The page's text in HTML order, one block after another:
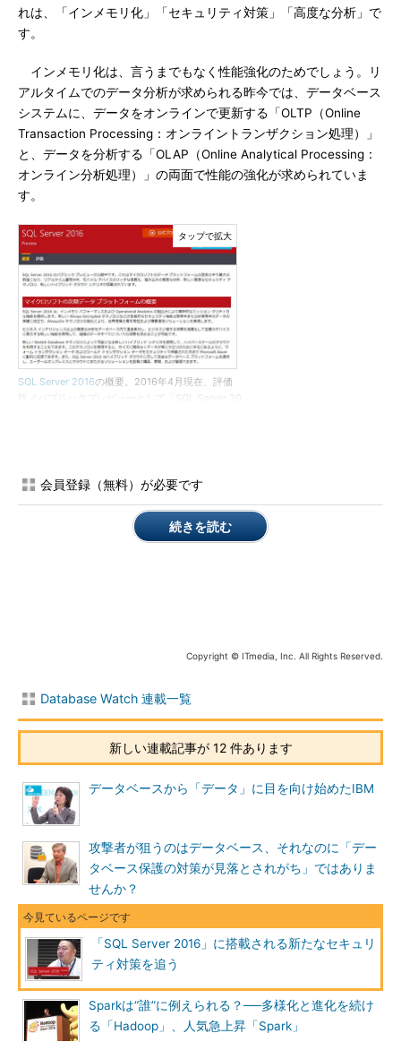
れは、「インメモリ化」「セキュリティ対策」「高度な分析」で
す。
インメモリ化は、言うまでもなく性能強化のためでしょう。リ
アルタイムでのデータ分析が求められる昨今では、データベース
システムに、データをオンラインで更新する「OLTP（Online
Transaction Processing：オンライントランザクション処理）」
と、データを分析する「OLAP（Online Analytical Processing：
オンライン分析処理）」の両面で性能の強化が求められていま
す。
SQL Server 2016の概要。2016年4月現在、評価
版／パブリックプレビューとして「SQL Server 20
上に注目
（参考記事）
SQL Server 2016 CTP
例えば、通販サイトにおける不正防止対策を想像してみてくだ
知するには購買者の購買履歴分析などを同時に行う必要もありま
す。更新処理とデータ分析は、チューニングの方向性が真逆に近
いとされています。これまで、多くの企業は更新処理システムと
分析システム（データウェアハウス）を別々のシステムで管理し
てきました。しかしこの体制では、更新処理システムから分析シ
ステムへ大量のデータを頻繁にコピーするのにかかる時間などが
ボトルネックになり、昨今望まれているリアルタイムなデータ分
析を実現できないのが課題となります。
SQL Server 2016では、この課題に応える「更新と分析の両方
を強化する」ためのインメモリエンジンを発展させています。1
つのテーブルに2種類のデータを持たせることで、インメモリ
OLTPとカラムストアを両立する機能です。具体的には、かつて
「Hekaton」 と呼ばれたメモリ最適化テーブル（インメモリ
OLTP）に列ストアインデックスを作成できるようになります。
これでインメモリでOLTPと分析の両立が可能なデータベースを
実現できるといいます。
会員登録（無料）が必要です
続きを読む
Copyright © ITmedia, Inc. All Rights Reserved.
Database Watch 連載一覧
新しい連載記事が 12 件あります
データベースから「データ」に目を向け始めたIBM
攻撃者が狙うのはデータベース、それなのに「デー
タベース保護の対策が見落とされがち」ではありま
せんか？
「SQL Server 2016」に搭載される新たなセキュリ
ティ対策を追う
Sparkは“誰”に例えられる？──多様化と進化を続け
る「Hadoop」、人気急上昇「Spark」